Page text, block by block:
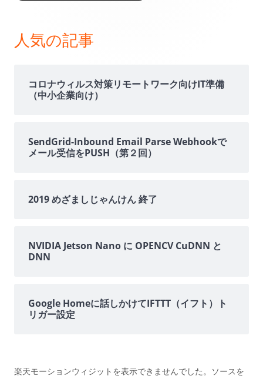
ン
人気の記事
コロナウィルス対策リモートワーク向けIT準備
（中小企業向け）
SendGrid-Inbound Email Parse Webhookで
メール受信をPUSH（第２回）
2019 めざましじゃんけん 終了
NVIDIA Jetson Nano に OPENCV CuDNN と
DNN
Google Homeに話しかけてIFTTT（イフト）ト
リガー設定
楽天モーションウィジットを表示できませんでした。ソースを